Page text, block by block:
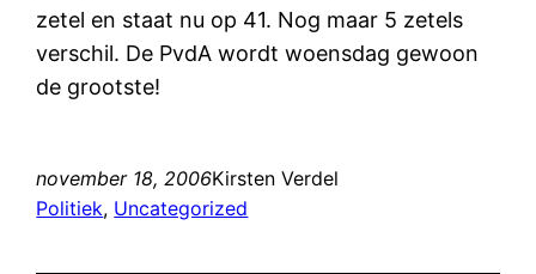
zetel en staat nu op 41. Nog maar 5 zetels
verschil. De PvdA wordt woensdag gewoon
de grootste!
november 18, 2006Kirsten Verdel
Politiek, Uncategorized